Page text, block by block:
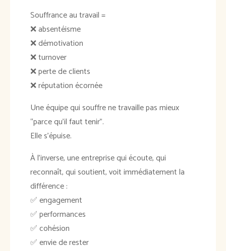
Souffrance au travail =
❌ absentéisme
❌ démotivation
❌ turnover
❌ perte de clients
❌ réputation écornée
Une équipe qui souffre ne travaille pas mieux
“parce qu’il faut tenir”.
Elle s’épuise.
À l’inverse, une entreprise qui écoute, qui
reconnaît, qui soutient, voit immédiatement la
différence :
✅ engagement
✅ performances
✅ cohésion
✅ envie de rester